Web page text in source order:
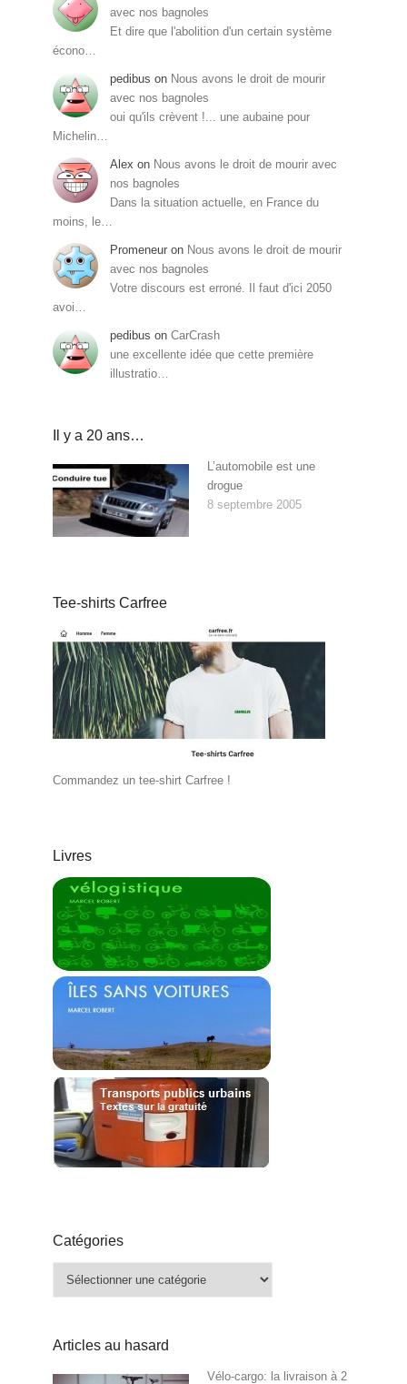
avec nos bagnoles
Et dire que l'abolition d'un certain système
écono…
pedibus on Nous avons le droit de mourir
avec nos bagnoles
oui qu'ils crèvent !... une aubaine pour
Michelin…
Alex on Nous avons le droit de mourir avec
nos bagnoles
Dans la situation actuelle, en France du
moins, le…
Promeneur on Nous avons le droit de mourir
avec nos bagnoles
Votre discours est erroné. Il faut d'ici 2050
avoi…
pedibus on CarCrash
une excellente idée que cette première
illustratio…
Il y a 20 ans…
L’automobile est une
drogue
8 septembre 2005
Tee-shirts Carfree
Commandez un tee-shirt Carfree !
Livres
Catégories
Catégories
Articles au hasard
Vélo-cargo: la livraison à 2